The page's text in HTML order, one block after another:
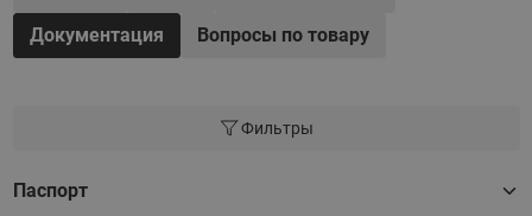
Документация
Вопросы по товару
Фильтры
Паспорт